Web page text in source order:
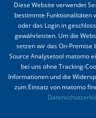
Impressum
Diese Website verwendet
bestimmte Funktionalitäten
oder das Login in
gewährleisten. Um die
setzen wir das On-Premise
Source Analysetool matomo
bei uns ohne Tracking-
Informationen und die
zum Einsatz von matomo